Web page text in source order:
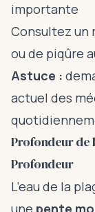
importante
Consultez un
ou de piqûre
Astuce :
actuel des
Profondeur de
Profondeur
L’eau de la
une pente